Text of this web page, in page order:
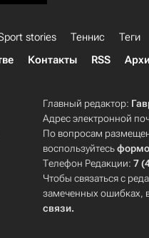
stories Теннис Теги
Контакты RSS
Главный редактор:
Адрес электронной
По вопросам
воспользуйтесь
Телефон Редакции:7
Чтобы связаться с
замеченных ошибках,
связи.